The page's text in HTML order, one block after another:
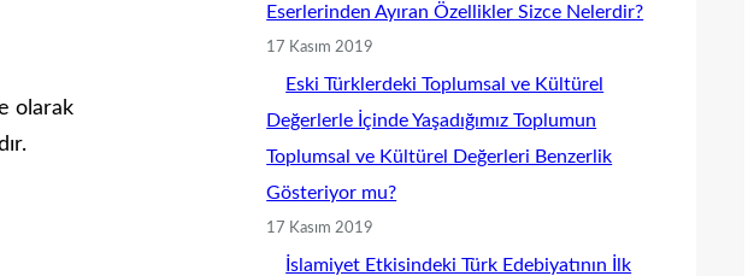
olarak
Eserlerinden Ayıran Özellikler Sizce Nelerdir?
17 Kasım 2019
Eski Türklerdeki Toplumsal ve Kültürel
Değerlerle İçinde Yaşadığımız Toplumun
Toplumsal ve Kültürel Değerleri Benzerlik
Gösteriyor mu?
17 Kasım 2019
İslamiyet Etkisindeki Türk Edebiyatının İlk